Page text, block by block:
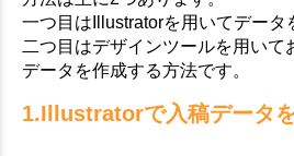
一つ目はIllustratorを用いてデータ
二つ目はデザインツールを用いて
データを作成する方法です。
1.Illustratorで入稿データ